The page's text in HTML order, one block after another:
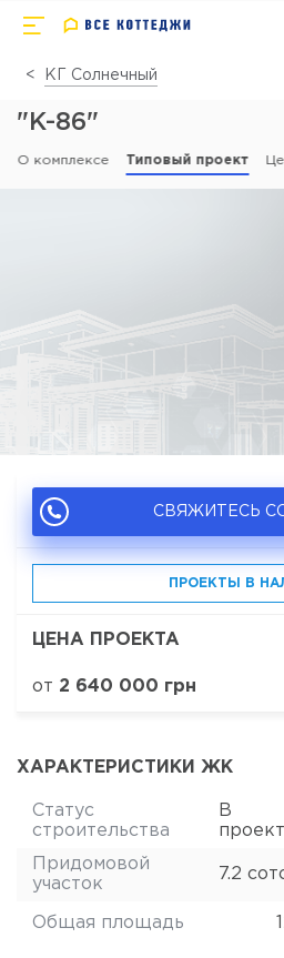
КГ Солнечный
"К-86"
О комплексе Типовый проект
СВЯЖИТЕСЬ
ПРОЕКТЫ В
ЦЕНА ПРОЕКТА
от 2 640 000 грн
ХАРАКТЕРИСТИКИ ЖК
Статус
строительства
В
Придомовой
участок
7.2
Общая площадь